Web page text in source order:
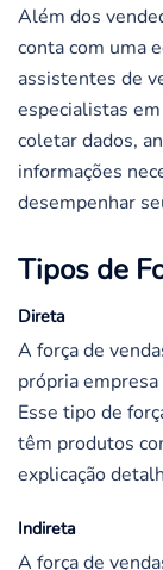
Além dos
conta com uma
assistentes de
especialistas
coletar dados,
informações
desempenhar
Tipos de
Direta
A força de
própria
Esse tipo de
têm produtos
explicação
Indireta
A força de